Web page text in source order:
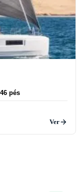
46 pés
Ver